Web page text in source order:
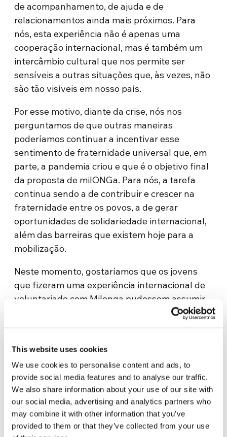
This website uses cookies
We use cookies to personalise content and ads, to
provide social media features and to analyse our traffic.
We also share information about your use of our site with
our social media, advertising and analytics partners who
may combine it with other information that you’ve
provided to them or that they’ve collected from your use
de acompanhamento, de ajuda e de
relacionamentos ainda mais próximos. Para
nós, esta experiência não é apenas uma
cooperação internacional, mas é também um
intercâmbio cultural que nos permite ser
sensíveis a outras situações que, às vezes, não
são tão visíveis em nosso país.
Por esse motivo, diante da crise, nós nos
perguntamos de que outras maneiras
poderíamos continuar a incentivar esse
sentimento de fraternidade universal que, em
parte, a pandemia criou e que é o objetivo final
da proposta de milONGa. Para nós, a tarefa
continua sendo a de contribuir e crescer na
fraternidade entre os povos, a de gerar
oportunidades de solidariedade internacional,
além das barreiras que existem hoje para a
mobilização.
Neste momento, gostaríamos que os jovens
que fizeram uma experiência internacional de
voluntariado com Milonga pudessem assumir
as necessidades das comunidades que os
Em suma, uma viagem de ida e volta que reduz
as distâncias, que une pessoas e comunidades,
que aproxima os povos através de gestos
simples, como um telefonema para saber como
o outro está, o que talvez também possa gerar
iniciativas de captação de recursos…